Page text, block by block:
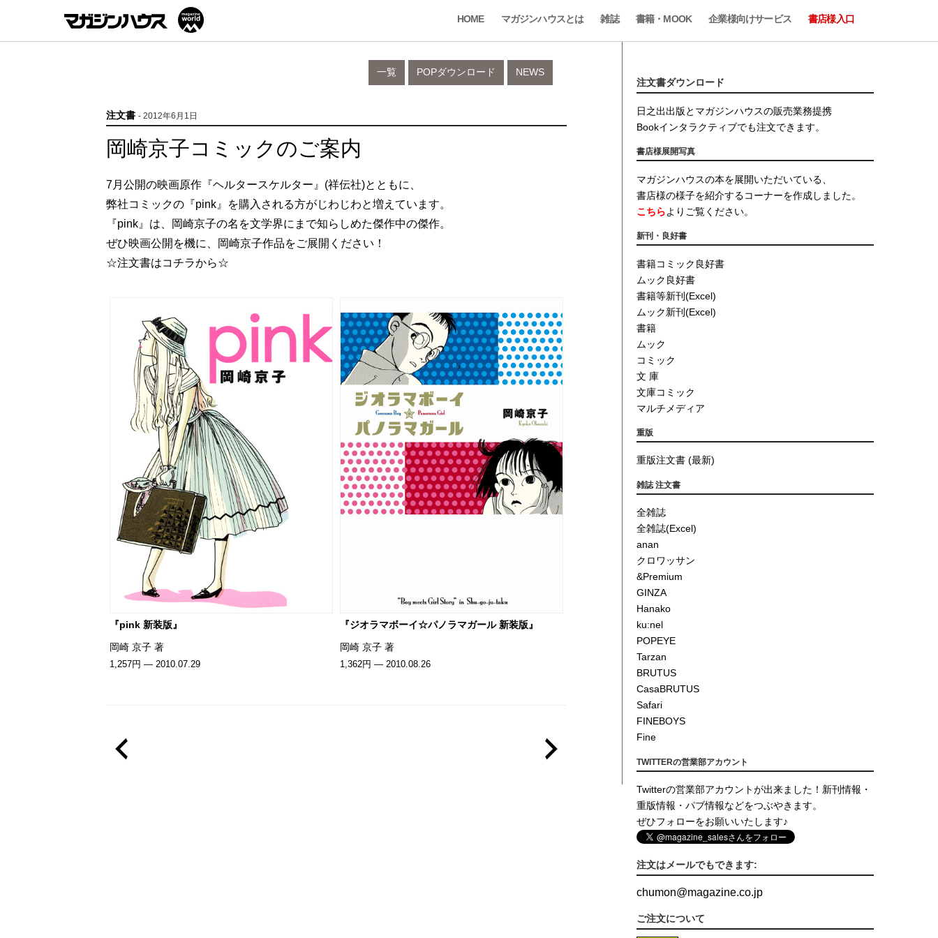
HOME マガジンハウスとは 雑誌 書籍・MOOK 企業様向けサービス 書店様入口
NEWS
POPダウンロード
一覧
注文書 - 2012年6月1日
岡崎京子コミックのご案内
7月公開の映画原作『ヘルタースケルター』(祥伝社)とともに、
弊社コミックの『pink』を購入される方がじわじわと増えています。
『pink』は、岡崎京子の名を文学界にまで知らしめた傑作中の傑作。
ぜひ映画公開を機に、岡崎京子作品をご展開ください！
☆注文書はコチラから☆
『pink 新装版』
岡崎 京子 著
1,257円 — 2010.07.29
『ジオラマボーイ☆パノラマガール 新装版』
岡崎 京子 著
1,362円 — 2010.08.26
注文書ダウンロード
日之出出版とマガジンハウスの販売業務提携
Bookインタラクティブでも注文できます。
書店様展開写真
マガジンハウスの本を展開いただいている、
書店様の様子を紹介するコーナーを作成しました。
こちらよりご覧ください。
新刊・良好書
書籍コミック良好書
ムック良好書
書籍等新刊(Excel)
ムック新刊(Excel)
書籍
ムック
コミック
文 庫
文庫コミック
マルチメディア
重版
重版注文書 (最新)
雑誌 注文書
全雑誌
全雑誌(Excel)
anan
クロワッサン
&Premium
GINZA
Hanako
ku:nel
POPEYE
Tarzan
BRUTUS
CasaBRUTUS
Safari
FINEBOYS
Fine
TWITTERの営業部アカウント
Twitterの営業部アカウントが出来ました！新刊情報・
重版情報・パブ情報などをつぶやきます。
ぜひフォローをお願いいたします♪
注文はメールでもできます:
chumon@magazine.co.jp
ご注文について